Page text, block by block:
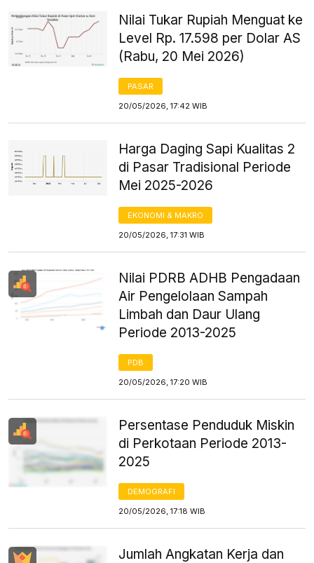
Nilai Tukar Rupiah Menguat ke
Level Rp. 17.598 per Dolar AS
(Rabu, 20 Mei 2026)
PASAR
20/05/2026, 17:42 WIB
Harga Daging Sapi Kualitas 2
di Pasar Tradisional Periode
Mei 2025-2026
EKONOMI & MAKRO
20/05/2026, 17:31 WIB
Nilai PDRB ADHB Pengadaan
Air Pengelolaan Sampah
Limbah dan Daur Ulang
Periode 2013-2025
PDB
20/05/2026, 17:20 WIB
Persentase Penduduk Miskin
di Perkotaan Periode 2013-
2025
DEMOGRAFI
20/05/2026, 17:18 WIB
Jumlah Angkatan Kerja dan